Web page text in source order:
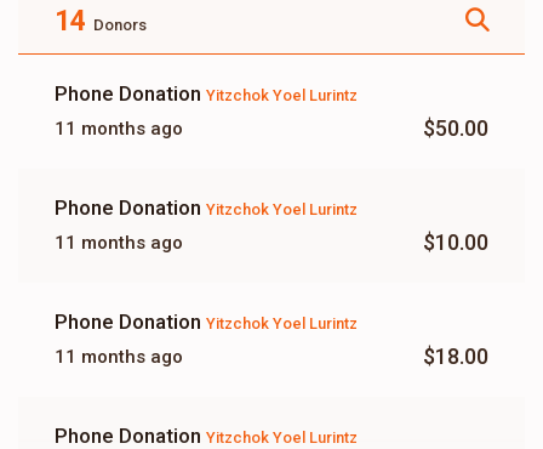
14 Donors
Phone Donation Yitzchok Yoel Lurintz
11 months ago $50.00
Phone Donation Yitzchok Yoel Lurintz
11 months ago $10.00
Phone Donation Yitzchok Yoel Lurintz
11 months ago $18.00
Phone Donation Yitzchok Yoel Lurintz